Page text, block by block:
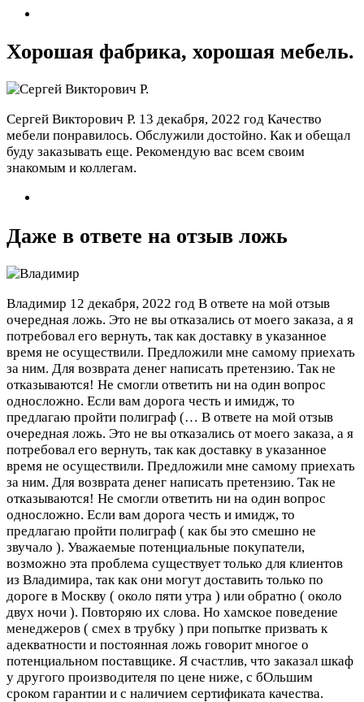
Хорошая фабрика, хорошая мебель.
Сергей Викторович Р. 13 декабря, 2022 год Качество
мебели понравилось. Обслужили достойно. Как и обещал
буду заказывать еще. Рекомендую вас всем своим
знакомым и коллегам.
Даже в ответе на отзыв ложь
Владимир 12 декабря, 2022 год В ответе на мой отзыв
очередная ложь. Это не вы отказались от моего заказа, а я
потребовал его вернуть, так как доставку в указанное
время не осуществили. Предложили мне самому приехать
за ним. Для возврата денег написать претензию. Так не
отказываются! Не смогли ответить ни на один вопрос
односложно. Если вам дорога честь и имидж, то
предлагаю пройти полиграф (… В ответе на мой отзыв
очередная ложь. Это не вы отказались от моего заказа, а я
потребовал его вернуть, так как доставку в указанное
время не осуществили. Предложили мне самому приехать
за ним. Для возврата денег написать претензию. Так не
отказываются! Не смогли ответить ни на один вопрос
односложно. Если вам дорога честь и имидж, то
предлагаю пройти полиграф ( как бы это смешно не
звучало ). Уважаемые потенциальные покупатели,
возможно эта проблема существует только для клиентов
из Владимира, так как они могут доставить только по
дороге в Москву ( около пяти утра ) или обратно ( около
двух ночи ). Повторяю их слова. Но хамское поведение
менеджеров ( смех в трубку ) при попытке призвать к
адекватности и постоянная ложь говорит многое о
потенциальном поставщике. Я счастлив, что заказал шкаф
у другого производителя по цене ниже, с бОльшим
сроком гарантии и с наличием сертификата качества.